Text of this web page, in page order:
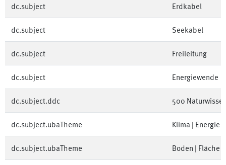
dc.subject Erdkabel
dc.subject Seekabel
dc.subject Freileitung
dc.subject Energiewende
dc.subject.ddc 500
dc.subject.ubaTheme Klima | Energie
dc.subject.ubaTheme Boden | Fläche